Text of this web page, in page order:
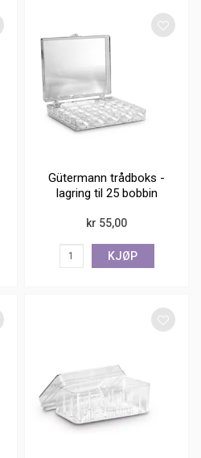
Gütermann trådboks -
lagring til 25 bobbin
kr 55,00
KJØP